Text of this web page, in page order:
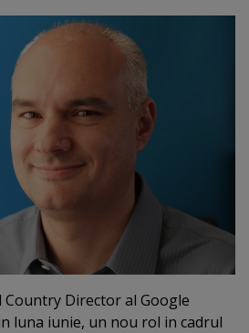
Country Director al Google
luna iunie, un nou rol in cadrul